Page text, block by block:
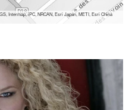
Intermap, iPC, NRCAN, Esri Japan, METI, Esri China